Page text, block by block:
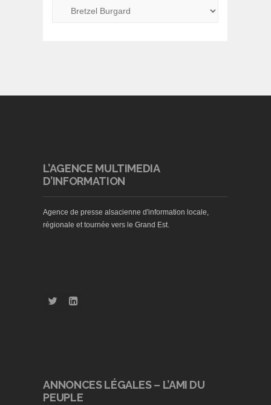
L’AGENCE MULTIMEDIA
D’INFORMATION
Agence de presse alsacienne d'information locale,
régionale et tournée vers le Grand Est.
ANNONCES LÉGALES – L’AMI DU
PEUPLE